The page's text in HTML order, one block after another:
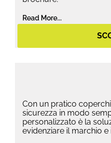
Read More...
Con un pratico
sicurezza in modo
personalizzato è la
evidenziare il marchio